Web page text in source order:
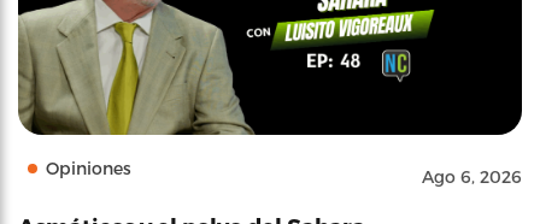
Opiniones Ago 6, 2026